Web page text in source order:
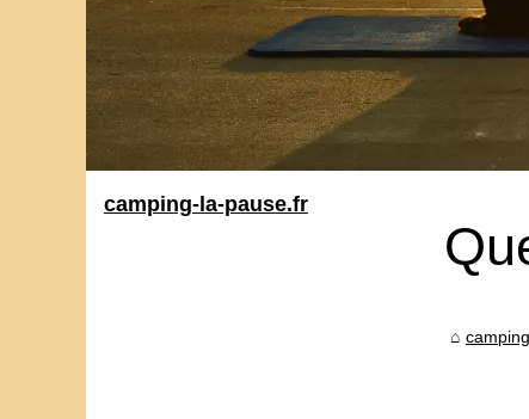
camping-la-pause.fr